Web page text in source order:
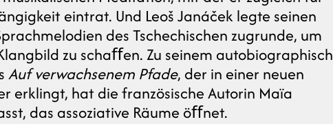
eintrat. Und Leoš Janáček legte seinen
des Tschechischen zugrunde, um
zu schaﬀen. Zu seinem autobiographisch
Auf verwachsenem Pfade, der in einer neuen
erklingt, hat die französische Autorin Maïa
das assoziative Räume öﬀnet.